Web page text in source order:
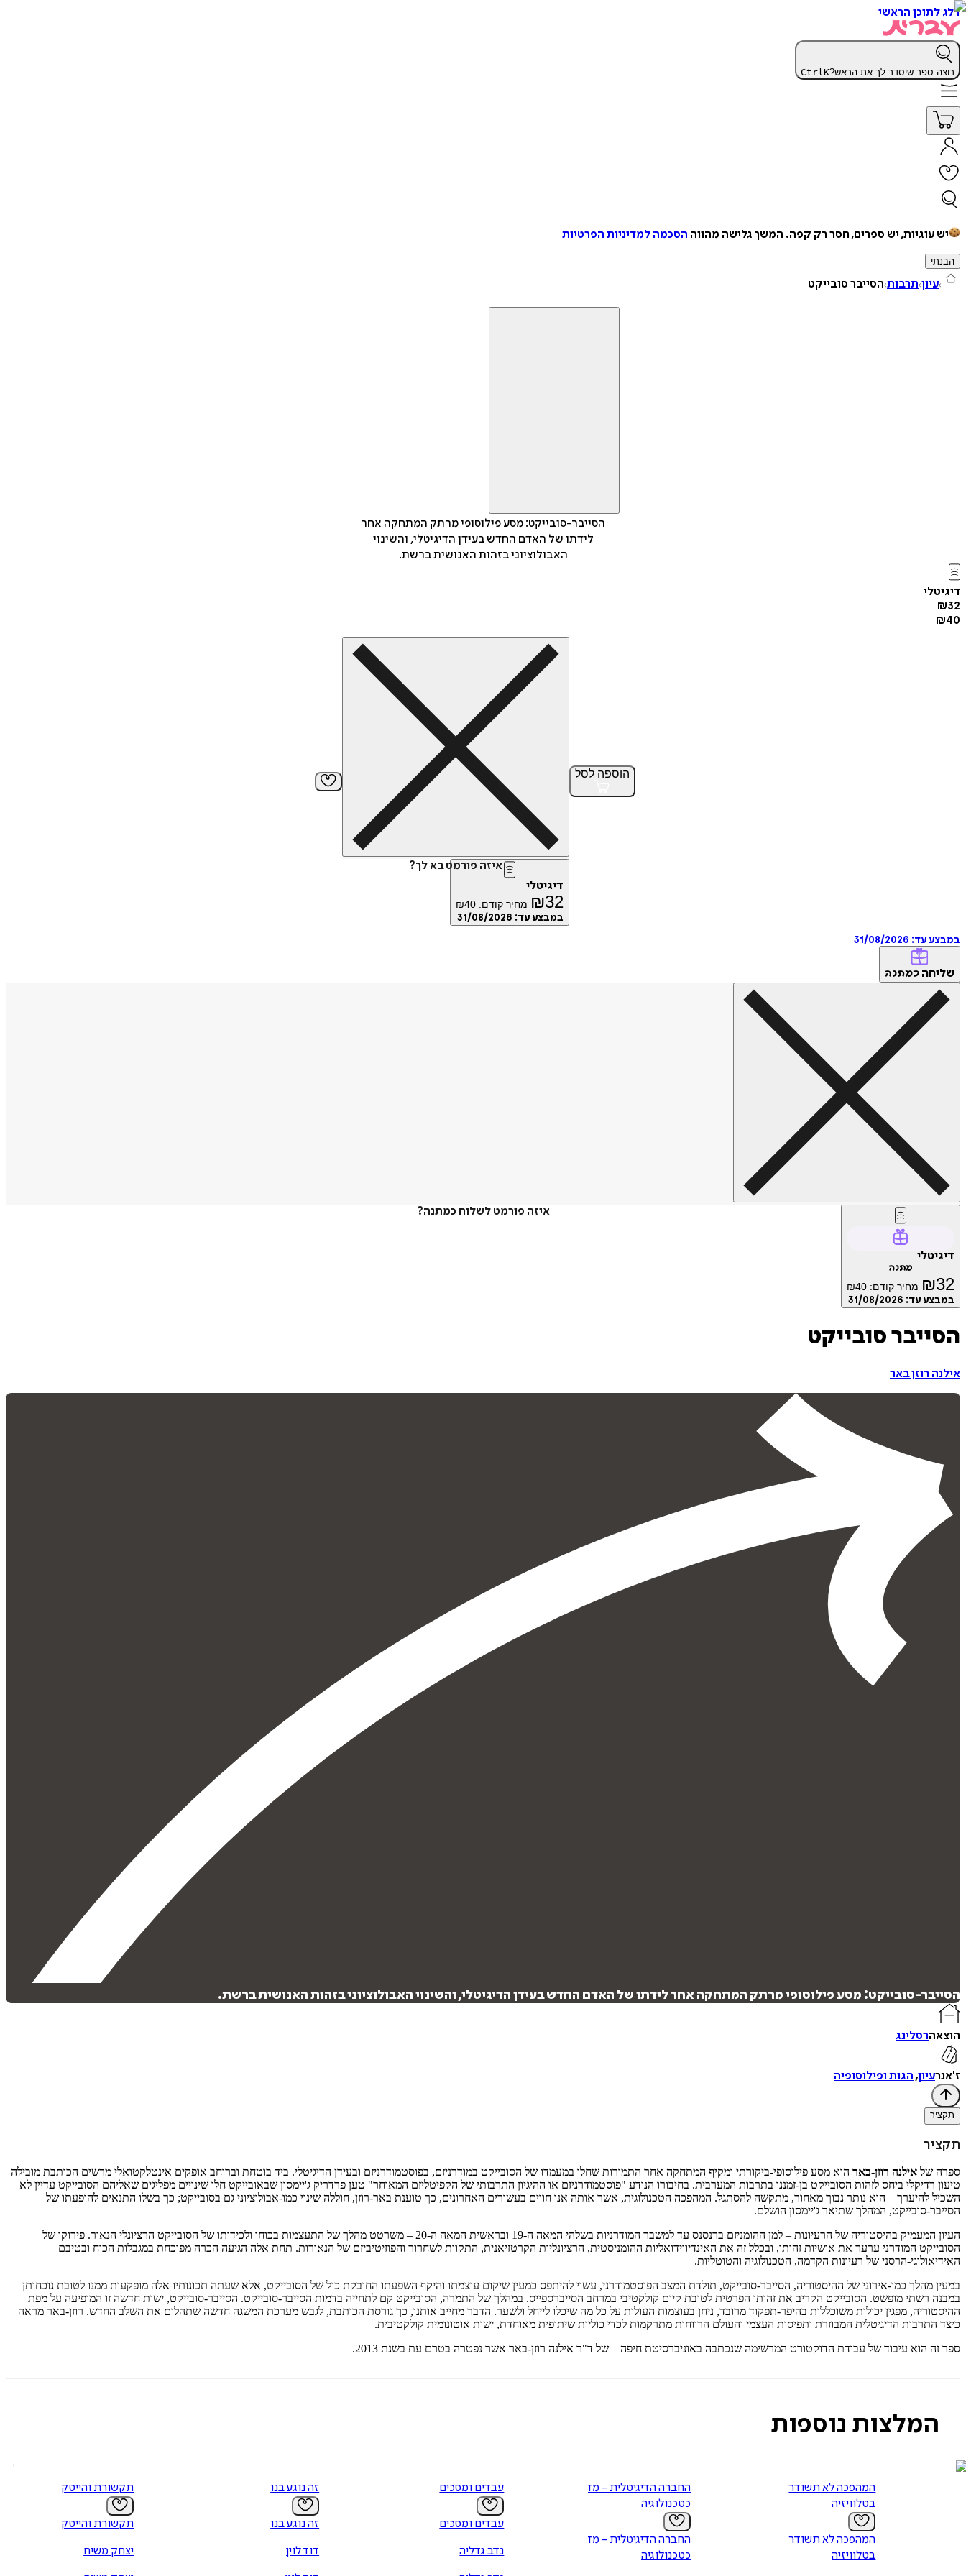
דלג לתוכן הראשי
רוצה ספר שיסדר לך את הראש? CtrlK
יש עוגיות, יש ספרים, חסר רק קפה. המשך גלישה מהווה הסכמה למדיניות הפרטיות
הבנתי
עיון תרבות הסייבר סובייקט
הסייבר-סובייקט: מסע פילוסופי מרתק המתחקה אחר
לידתו של האדם החדש בעידן הדיגיטלי, והשינוי
האבולוציוני בזהות האנושית ברשת.
דיגיטלי
₪32
₪40
הוספה לסל
איזה פורמט בא לך?
דיגיטלי
₪32 מחיר קודם: ₪40
במבצע עד: 31/08/2026
במבצע עד: 31/08/2026
שליחה כמתנה
איזה פורמט לשלוח כמתנה?
דיגיטלי
מתנה
₪32 מחיר קודם: ₪40
במבצע עד: 31/08/2026
הסייבר סובייקט
אילנה רוזן באר
הסייבר-סובייקט: מסע פילוסופי מרתק המתחקה אחר לידתו של האדם החדש בעידן הדיגיטלי, והשינוי האבולוציוני בזהות האנושית ברשת.
הוצאהרסלינג
ז'אנרעיון,הגות ופילוסופיה
תקציר
תקציר
ספרה של אילנה רוזן-באר הוא מסע פילוסופי-ביקורתי ומקיף המתחקה אחר התמורות שחלו במעמדו של הסובייקט במודרניזם, בפוסטמודרניזם ובעידן הדיגיטלי. ביד בוטחת וברוחב אופקים אינטלקטואלי מרשים הכותבת מובילה
טיעון רדיקלי ביחס לזהות הסובייקט בן-זמננו בתרבות המערבית. בחיבורו הנודע "פוסטמודרניזם או ההיגיון התרבותי של הקפיטליזם המאוחר" טען פרדריק ג'יימסון שבאובייקט חלו שינויים מפליגים שאליהם הסובייקט עדיין לא
השכיל להיערך – הוא נותר נבוך מאחור, מתקשה להסתגל. המהפכה הטכנולוגית, אשר אותה אנו חווים בעשורים האחרונים, כך טוענת באר-רוזן, חוללה שינוי כמו-אבולוציוני גם בסובייקט; כך בשלו התנאים להופעתו של
הסייבר-סובייקט, המהלך שתיאר ג'יימסון הושלם.
העיון המעמיק בהיסטוריה של הרעיונות – למן ההומניזם ברנסנס עד למשבר המודרניות בשלהי המאה ה-19 ובראשית המאה ה-20 – משרטט מהלך של התעצמות בכוחו ולכידותו של הסובייקט הרציונלי הנאור. פירוקו של
הסובייקט המודרני ערער את אושיות זהותו, ובכלל זה את האינדיווידואליות ההומניסטית, הרציונליות הקרטזיאנית, התקוות לשחרור והפוזיטיביזם של הנאורות. תחת אלה הגיעה הכרה מפוכחת במגבלות הכוח ובטיבם
האידיאולוגי-הרסני של רעיונות הקִדמה, הטכנולוגיה והטוטליות.
במעין מהלך כמו-אירוני של ההיסטוריה, הסייבר-סובייקט, תולדת המצב הפוסטמודרני, עשוי להיתפס כמעין שיקום עוצמתו והיקף השפעתו החובקת כול של הסובייקט, אלא שעתה תכונותיו אלה מופקעות ממנו לטובת נוכחותן
במבנה רשתי מופשט. הסובייקט הקריב את זהותו הפרטית לטובת קיום קולקטיבי במרחב הסייברספייס. במהלך של התמרה, הסובייקט קם לתחייה בדמות הסייבר-סובייקט. הסייבר-סובייקט, ישות חדשה זו המופיעה על מפת
ההיסטוריה, מפגין יכולות משוכללות בהיפר-תפקוד מרובד, ניחן בעוצמות העולות על כל מה שיכלו לייחל ולשער. הדבר מחייב אותנו, כך גורסת הכותבת, לגבש מערכת המשגה חדשה שתהלום את השלב החדש. רוזן-באר מראה
כיצד התרבות הדיגיטלית המבוזרת ותפיסות העצמי והעולם הרווחות מתרקמות לכדי כוליות שיתופית מאוחדת, ישות אוטונומית קולקטיבית.
ספר זה הוא עיבוד של עבודת הדוקטורט המרשימה שנכתבה באוניברסיטת חיפה – של ד"ר אילנה רוזן-באר אשר נפטרה בטרם עת בשנת 2013.
המלצות נוספות
המהפכה לא תשודר
בטלוויזיה
המהפכה לא תשודר
בטלוויזיה
החברה הדיגיטלית - מדיה
כטכנולוגיה
החברה הדיגיטלית - מדיה
כטכנולוגיה
עבדים ומסכים
עבדים ומסכים
נדב גדליה
זה נוגע בנו
זה נוגע בנו
דוד לוין
תקשורת והייטק
תקשורת והייטק
יצחק משיח